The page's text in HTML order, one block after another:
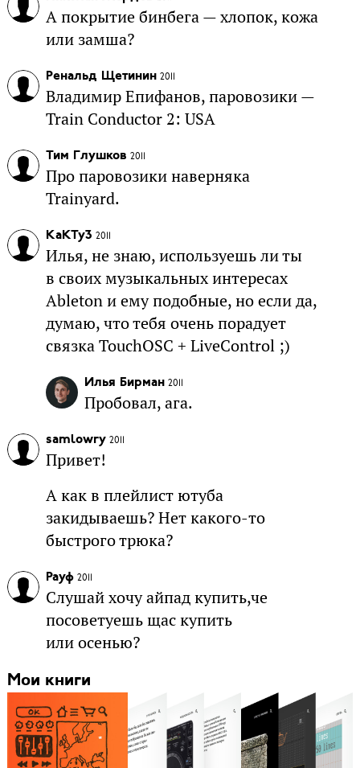
А покрытие бинбега — хлопок, кожа
или замша?
Ренальд Щетинин 2011
Владимир Епифанов, паровозики —
Train Conductor 2: USA
Тим Глушков 2011
Про паровозики наверняка
Trainyard.
KaKTy3 2011
Илья, не знаю, используешь ли ты
в своих музыкальных интересах
Ableton и ему подобные, но если да,
думаю, что тебя очень порадует
связка TouchOSC + LiveControl ;)
Илья Бирман 2011
Пробовал, ага.
samlowry 2011
Привет!
А как в плейлист ютуба
закидываешь? Нет какого-то
быстрого трюка?
Рауф 2011
Слушай хочу айпад купить,че
посоветуешь щас купить
или осенью?
Мои книги